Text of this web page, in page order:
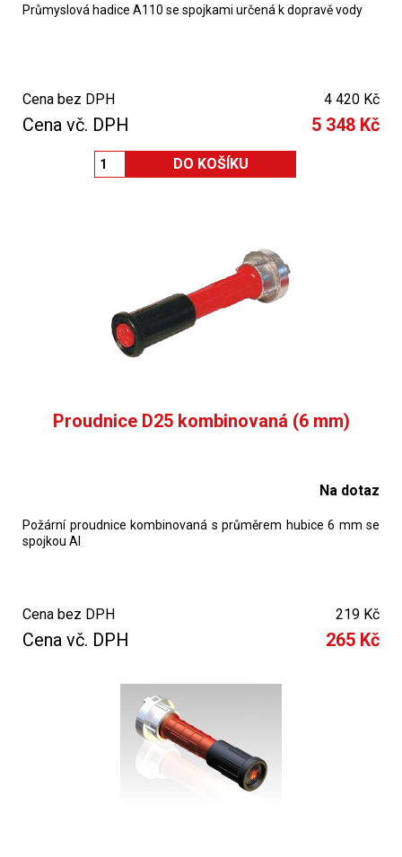
Průmyslová hadice A110 se spojkami určená k dopravě vody
Cena bez DPH 4 420 Kč
Cena vč. DPH 5 348 Kč
Proudnice D25 kombinovaná (6 mm)
Na dotaz
Požární proudnice kombinovaná s průměrem hubice 6 mm se
spojkou Al
Cena bez DPH 219 Kč
Cena vč. DPH 265 Kč